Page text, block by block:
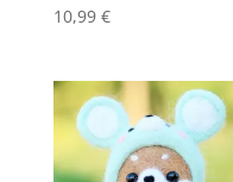
10,99 €